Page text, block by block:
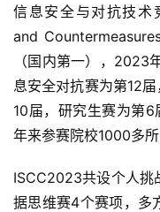
信息安全与对抗技术
and
（国内第一），2023
息安全对抗赛为第12
10届，研究生赛为第
年来参赛院校1000多所
ISCC2023共设个人挑
据思维赛4个赛项，多